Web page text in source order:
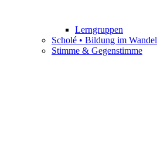
Lerngruppen
Scholé • Bildung im Wandel
Stimme & Gegenstimme